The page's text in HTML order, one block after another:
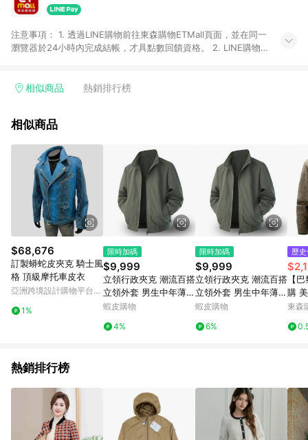
注意事項： 1. 透過LINE購物前往東森購物ETMall頁面，並在同一
瀏覽器於24小時內完成結帳，才具點數回饋資格。 2. LINE購物
單，皆不在點數回饋範圍內。 3. 如購買以下類別商品，將無法獲
球嚴選、商城、專案商品、「草莓網」全館商品。 4. 如取消訂
回饋。 5. 點數回饋會扣除所有折扣優惠後之最終發票金額計算，
實際回饋請依LINE購物通知為主。 6. 訂單如有使用東森購物
ETMall站內之折扣優惠(包含但不限於東森幣、樂透金、東森現金
券等)，不具點數回饋資格。詳細請依東森購物ETMall之結帳頁面
顯示為準。 7. LINE購物設有「單一商品最高回饋點數」機制(特
殊活動時開放「回饋無上限」)，以同一訂單中同一商品不論件數
計算，並依訂單成立時間當下LINE購物所設定的回饋機制為準。
8. LINE購物為購物資訊整合性平台，商品資料更新會有時間差，
如顯示之商品規格、顏色、價位、贈品與東森購物ETMall銷售網
頁不符，以銷售網頁標示為準。 9. 若有贈點爭議，請務必於訂單
日期+180天以內至LINE購物客服洽詢；若超過180天(含)以上進
行申訴，恕無法贈點回饋。 10. 部分點數紅包僅限指定商品使
用，或不適用於無回饋商品。各點數紅包之適用商品與使用條件
請依點數紅包頁面規則為準。
相似商品 熱銷排行榜
相似商品
$68,676
訂製蟒蛇皮夾克 騎士風
格 頂級摩托車皮衣
亞洲跨境設計購物平台
1%
限時加碼
$9,999
立領行政夾克 潮流百搭
立領外套 男生中年薄款
外套
蝦皮購物
4%
限時加碼
$9,999
立領行政夾克 潮流百搭
立領外套 男生中年薄款
外套
蝦皮購物
6%
歷
【
購
套立
外套
東森
熱銷排行榜